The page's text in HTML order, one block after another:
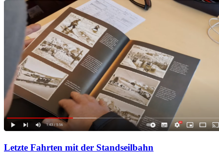
Letzte Fahrten mit der Standseilbahn